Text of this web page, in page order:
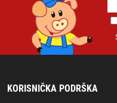
KORISNIČKA PODRŠKA